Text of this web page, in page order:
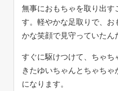
無事におもちゃを取り出す
す。軽やかな足取りで、
かな笑顔で見守っていたん
すぐに駆けつけて、ちゃち
きたゆいちゃんとちゃち
になります。